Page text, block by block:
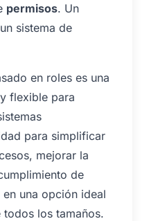
permisos. Un
sistema de
en roles es una
flexible para
para simplificar
mejorar la
de
una opción ideal
los tamaños.